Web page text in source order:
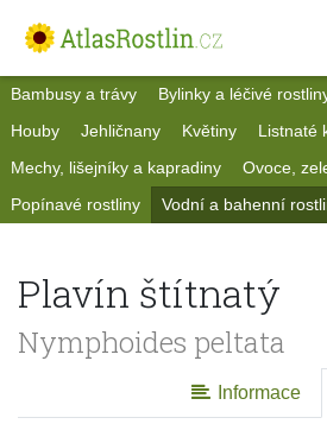
Bambusy a trávy Bylinky a léčivé
Houby
Jehličnany Květiny Listnaté
Mechy, lišejníky a kapradiny
Ovoce,
Popínavé rostliny
Vodní a bahenní
Plavín štítnatý
Nymphoides peltata
Informace